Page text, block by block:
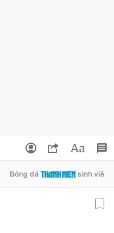
Bóng đá sinh viên